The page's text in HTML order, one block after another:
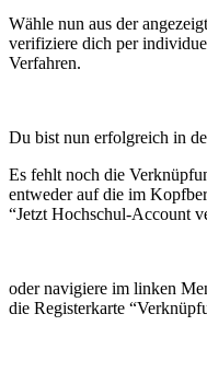
Wähle nun aus der
verifiziere dich per
Verfahren.
Du bist nun erfolgreich in
Es fehlt noch die
entweder auf die im
“Jetzt Hochschul-Account
oder navigiere im linken
die Registerkarte